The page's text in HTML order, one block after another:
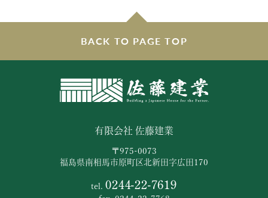
BACK TO PAGE TOP
有限会社 佐藤建業
〒975-0073
福島県南相馬市原町区北新田字広田170
tel.0244-22-7619